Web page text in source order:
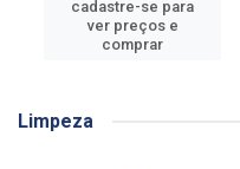
cadastre-se para
ver preços e
comprar
Limpeza